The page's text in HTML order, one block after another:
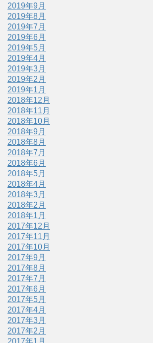
2019年9月
2019年8月
2019年7月
2019年6月
2019年5月
2019年4月
2019年3月
2019年2月
2019年1月
2018年12月
2018年11月
2018年10月
2018年9月
2018年8月
2018年7月
2018年6月
2018年5月
2018年4月
2018年3月
2018年2月
2018年1月
2017年12月
2017年11月
2017年10月
2017年9月
2017年8月
2017年7月
2017年6月
2017年5月
2017年4月
2017年3月
2017年2月
2017年1月